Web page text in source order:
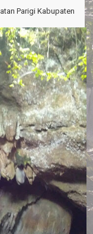
Parigi Kabupaten